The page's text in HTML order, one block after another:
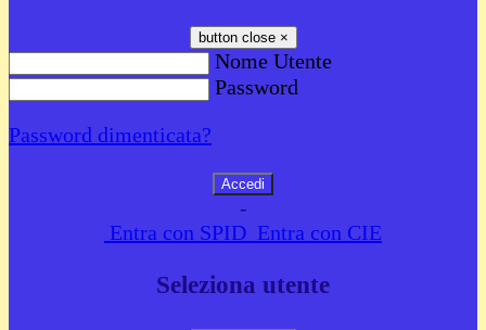
button close ×
Nome Utente
Password
Password dimenticata?
-
Entra con SPID Entra con CIE
Seleziona utente